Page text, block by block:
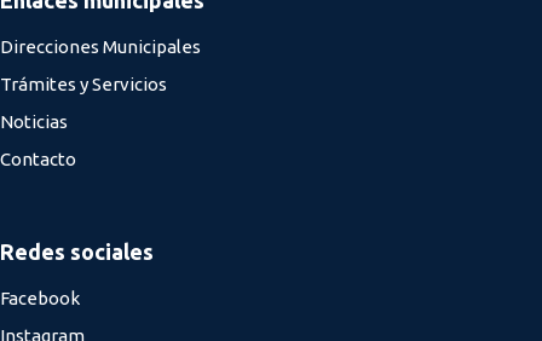
Direcciones Municipales
Trámites y Servicios
Noticias
Contacto
Redes sociales
Facebook
Instagram